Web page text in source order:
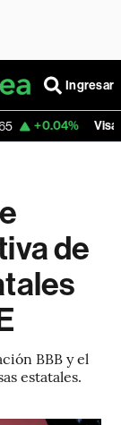
Ingresar
Visa 370.47
de
BBB y el
estatales.